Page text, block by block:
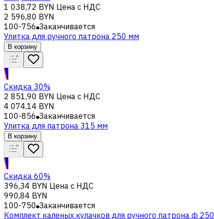
1 038,72 BYN Цена с НДС
2 596,80 BYN
100-756 Заканчивается
Улитка для ручного патрона 250 мм
В корзину
Скидка 30%
2 851,90 BYN Цена с НДС
4 074,14 BYN
100-856 Заканчивается
Улитка для патрона 315 мм
В корзину
Скидка 60%
396,34 BYN Цена с НДС
990,84 BYN
100-750 Заканчивается
Комплект каленых кулачков для ручного патрона ф 250